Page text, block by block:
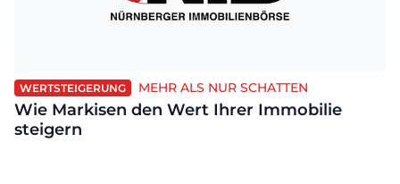
WERTSTEIGERUNG MEHR ALS NUR SCHATTEN
Wie Markisen den Wert Ihrer Immobilie
steigern